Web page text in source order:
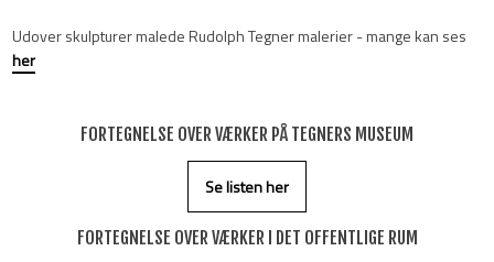
Udover skulpturer malede Rudolph Tegner malerier - mange kan ses
her
FORTEGNELSE OVER VÆRKER PÅ TEGNERS MUSEUM
Se listen her
​FORTEGNELSE OVER VÆRKER I DET OFFENTLIGE RUM